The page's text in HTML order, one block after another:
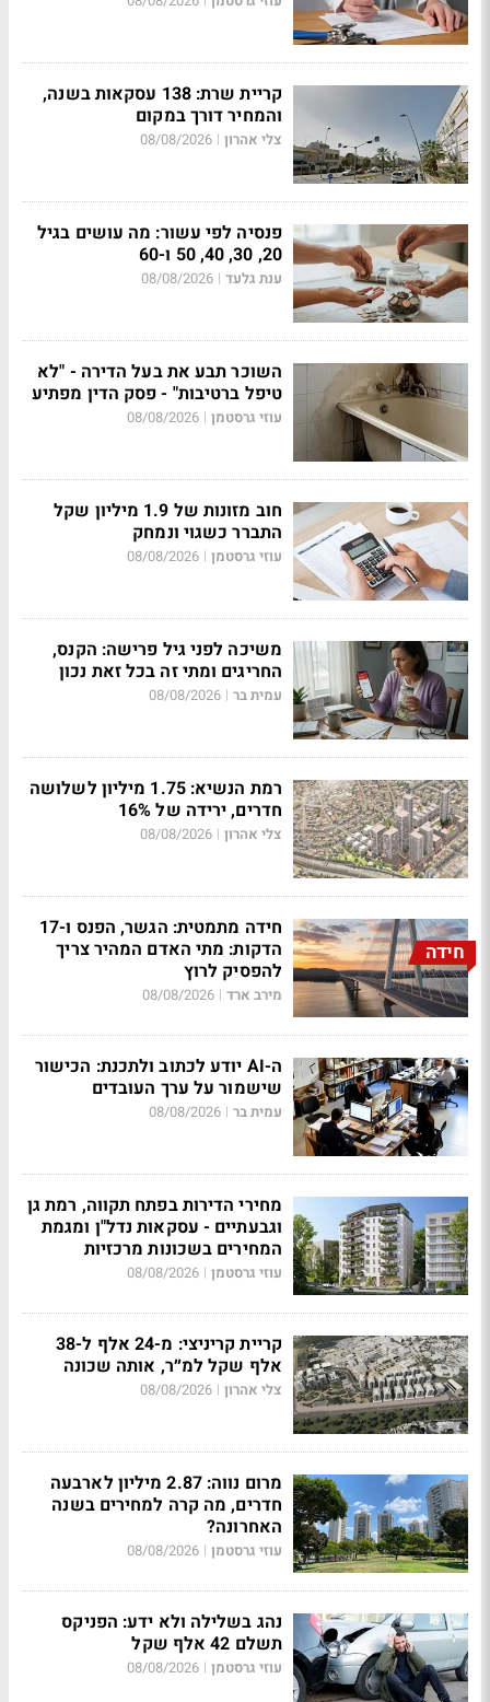
קריית שרת: 138 עסקאות בשנה,
והמחיר דורך במקום
צלי אהרון |
08/08/2026
פנסיה לפי עשור: מה עושים בגיל
20, 30, 40, 50 ו-60
ענת גלעד |
08/08/2026
השוכר תבע את בעל הדירה - "לא
טיפל ברטיבות" - פסק הדין מפתיע
עוזי גרסטמן |
08/08/2026
חוב מזונות של 1.9 מיליון שקל
התברר כשגוי ונמחק
עוזי גרסטמן |
08/08/2026
משיכה לפני גיל פרישה: הקנס,
החריגים ומתי זה בכל זאת נכון
עמית בר |
08/08/2026
רמת הנשיא: 1.75 מיליון לשלושה
חדרים, ירידה של 16%
צלי אהרון |
08/08/2026
חידה
חידה מתמטית: הגשר, הפנס ו-17
הדקות: מתי האדם המהיר צריך
להפסיק לרוץ
מירב ארד |
08/08/2026
ה-AI יודע לכתוב ולתכנת: הכישור
שישמור על ערך העובדים
עמית בר |
08/08/2026
מחירי הדירות בפתח תקווה, רמת גן
וגבעתיים - עסקאות נדל"ן ומגמת
המחירים בשכונות מרכזיות
עוזי גרסטמן |
08/08/2026
קריית קריניצי: מ-24 אלף ל-38
אלף שקל למ״ר, אותה שכונה
צלי אהרון |
08/08/2026
מרום נווה: 2.87 מיליון לארבעה
חדרים, מה קרה למחירים בשנה
האחרונה?
עוזי גרסטמן |
08/08/2026
נהג בשלילה ולא ידע: הפניקס
תשלם 42 אלף שקל
עוזי גרסטמן |
08/08/2026